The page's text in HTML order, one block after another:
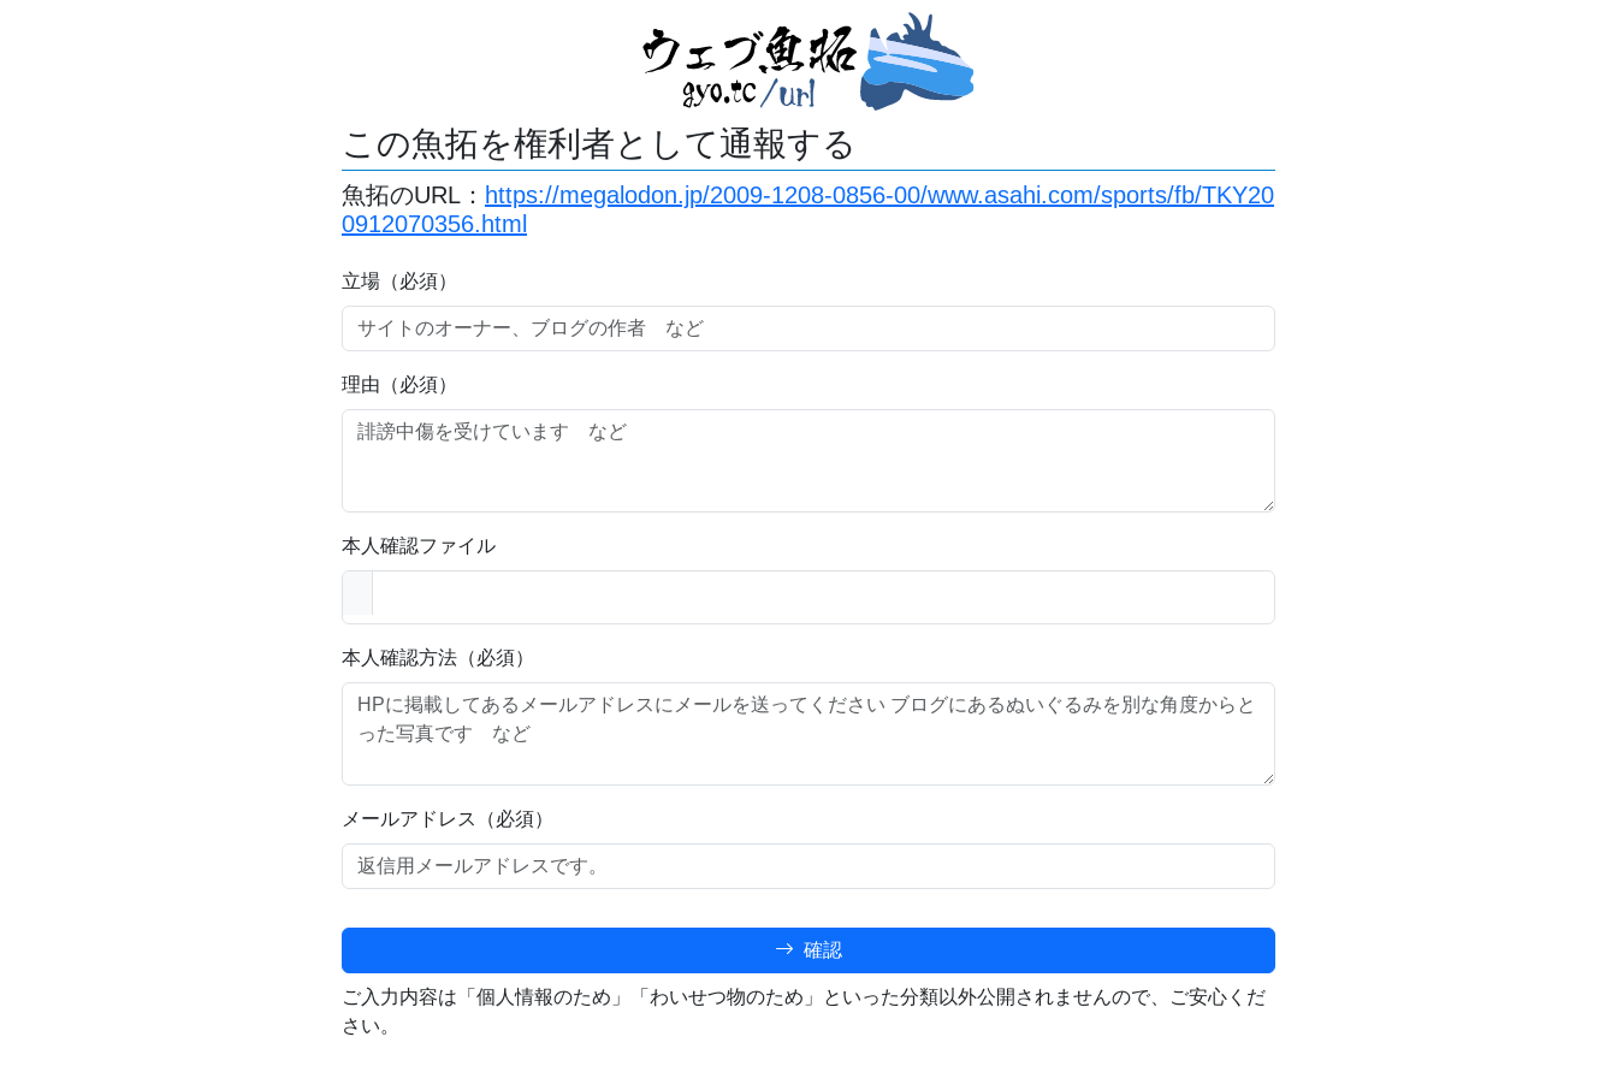
この魚拓を権利者として通報する
魚拓のURL： https://megalodon.jp/2009-1208-0856-00/www.asahi.com/sports/fb/TKY20
0912070356.html
立場（必須）
理由（必須）
本人確認ファイル
本人確認方法（必須）
メールアドレス（必須）
確認
ご入力内容は「個人情報のため」「わいせつ物のため」といった分類以外公開されませんので、ご安心くだ
さい。